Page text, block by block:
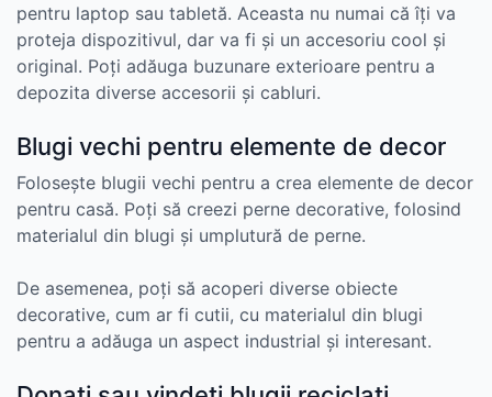
pentru laptop sau tabletă. Aceasta nu numai că îți va
proteja dispozitivul, dar va fi și un accesoriu cool și
original. Poți adăuga buzunare exterioare pentru a
depozita diverse accesorii și cabluri.
Blugi vechi pentru elemente de decor
Folosește blugii vechi pentru a crea elemente de decor
pentru casă. Poți să creezi perne decorative, folosind
materialul din blugi și umplutură de perne.
De asemenea, poți să acoperi diverse obiecte
decorative, cum ar fi cutii, cu materialul din blugi
pentru a adăuga un aspect industrial și interesant.